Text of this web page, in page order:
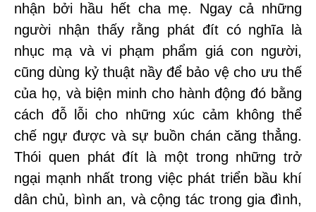
nhận bởi hầu hết cha mẹ. Ngay cả những
người nhận thấy rằng phát đít có nghĩa là
nhục mạ và vi phạm phẩm giá con người,
cũng dùng kỷ thuật nầy để bảo vệ cho ưu thế
của họ, và biện minh cho hành động đó bằng
cách đỗ lỗi cho những xúc cảm không thể
chế ngự được và sự buồn chán căng thẳng.
Thói quen phát đít là một trong những trở
ngại mạnh nhất trong việc phát triển bầu khí
dân chủ, bình an, và cộng tác trong gia đình,